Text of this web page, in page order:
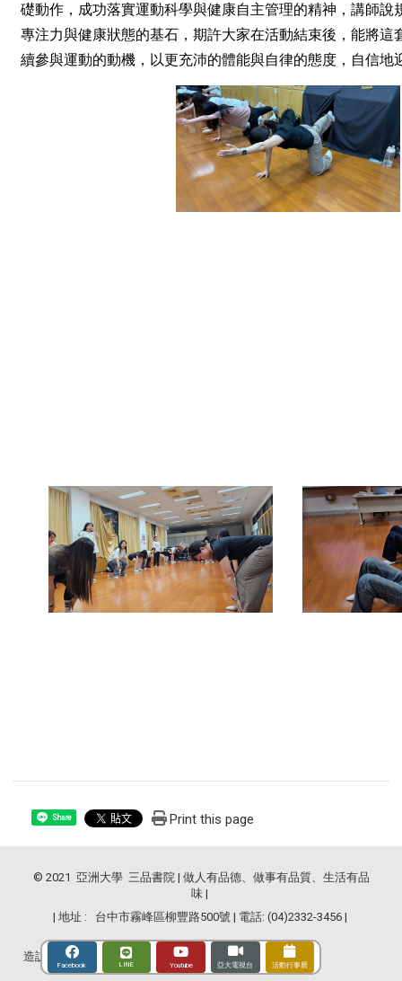
Facebook LINE Youtube 亞大電視台 活動行事曆
礎動作，成功落實運動科學與健康自主管理的精神，講師
專注力與健康狀態的基石，期許大家在活動結束後，能將
續參與運動的動機，以更充沛的體能與自律的態度，自信地
Share Print this page
© 2021 亞洲大學 三品書院 | 做人有品德、做事有品質、生活有品
味 |
| 地址 : 台中市霧峰區柳豐路500號 | 電話: (04)2332-3456 |
造訪人次 : 2841302